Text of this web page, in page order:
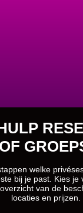
welke
bij je past. Kies je
van de
locaties en prijzen.